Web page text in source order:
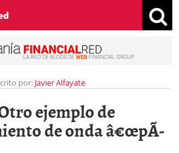
por: Javier Alfayate
ejemplo de
de onda â€œpÃ­